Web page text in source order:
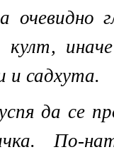
очевидно
и садхута.
да се
По-